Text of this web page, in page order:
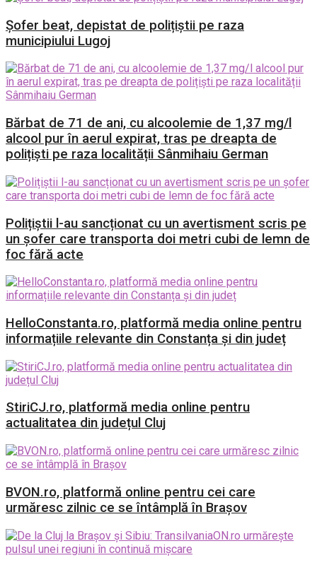
Șofer beat, depistat de polițiștii pe raza
municipiului Lugoj
Bărbat de 71 de ani, cu alcoolemie de 1,37 mg/l
alcool pur în aerul expirat, tras pe dreapta de
polițiști pe raza localității Sânmihaiu German
Polițiștii l-au sancționat cu un avertisment scris pe
un șofer care transporta doi metri cubi de lemn de
foc fără acte
HelloConstanta.ro, platformă media online pentru
informațiile relevante din Constanța și din județ
StiriCJ.ro, platformă media online pentru
actualitatea din județul Cluj
BVON.ro, platformă online pentru cei care
urmăresc zilnic ce se întâmplă în Brașov